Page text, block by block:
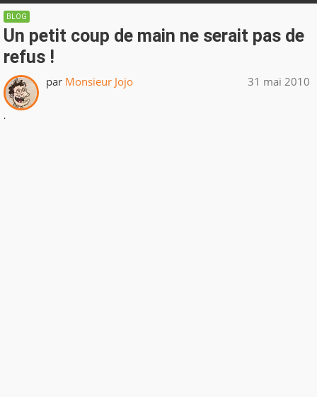
BLOG
Un petit coup de main ne serait pas de
refus !
par Monsieur Jojo 31 mai 2010
.